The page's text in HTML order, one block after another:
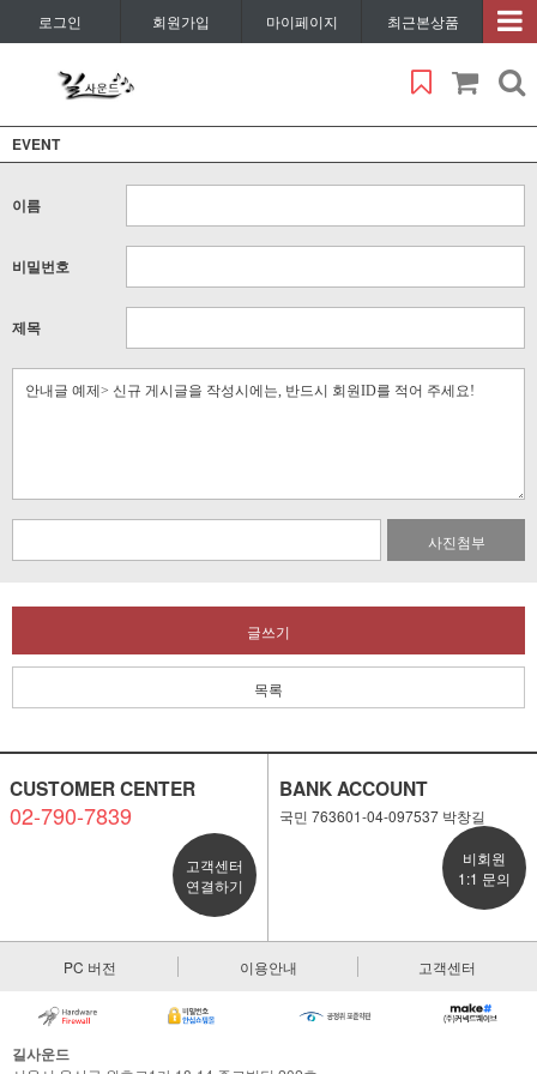
로그인 회원가입 마이페이지 최근본상품
EVENT
이름
비밀번호
제목
사진첨부
글쓰기
목록
CUSTOMER CENTER
02-790-7839
고객센터
연결하기
BANK ACCOUNT
국민 763601-04-097537 박창길
비회원
1:1 문의
PC 버전 이용안내 고객센터
길사운드